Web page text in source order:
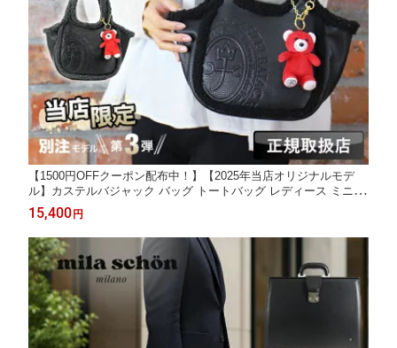
【1500円OFFクーポン配布中！】【2025年当店オリジナルモデ
ル】カステルバジャック バッグ トートバッグ レディース ミニバ
ッグ ブランド CASTELBAJAC ミニトート ボア ボアトート ハン
ドバッグ おしゃれ 人気 バジャックベア くま ヒョウ柄 黒 グレー
数量限定 3096
15,400 円